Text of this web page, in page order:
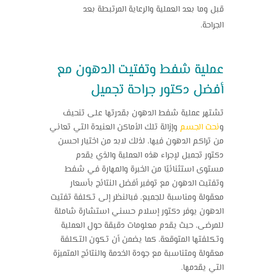
قبل وما بعد العملية والرعاية المرتبطة بعد
الجراحة.
عملية شفط وتفتيت الدهون مع
أفضل دكتور جراحة تجميل
تشتهر عملية شفط الدهون بقدرتها على تنحيف
ونحت الجسموإزالة تلك الأماكن العنيدة التي تعاني
من تراكم الدهون فيها، لذلك لابد من اختيار احسن
دكتور تجميل لإجراء هذه العملية والذي يقدم
مستوى استثنائيًا من الخبرة والمهارة في شفط
وتفتيت الدهون مع توفير أفضل النتائج بأسعار
معقولة ومناسبة للجميع، فبالنظر إلى تكلفة تفتيت
الدهون يوفر دكتور إسلام حسني استشارة شاملة
للمرضى، حيث يقدم معلومات دقيقة حول العملية
وتكلفتها المتوقعة، كما يضمن أن تكون التكلفة
معقولة ومتناسبة مع جودة الخدمة والنتائج المتميزة
التي يقدمها.